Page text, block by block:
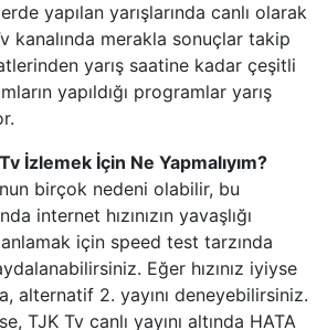
yapılan yarışlarında canlı olarak
kanalında merakla sonuçlar takip
yarış saatine kadar çeşitli
yapıldığı programlar yarış
İzlemek İçin Ne Yapmalıyım?
birçok nedeni olabilir, bu
internet hızınızın yavaşlığı
için speed test tarzında
Eğer hızınız iyiyse
alternatif 2. yayını deneyebilirsiniz.
TJK Tv canlı yayını altında HATA